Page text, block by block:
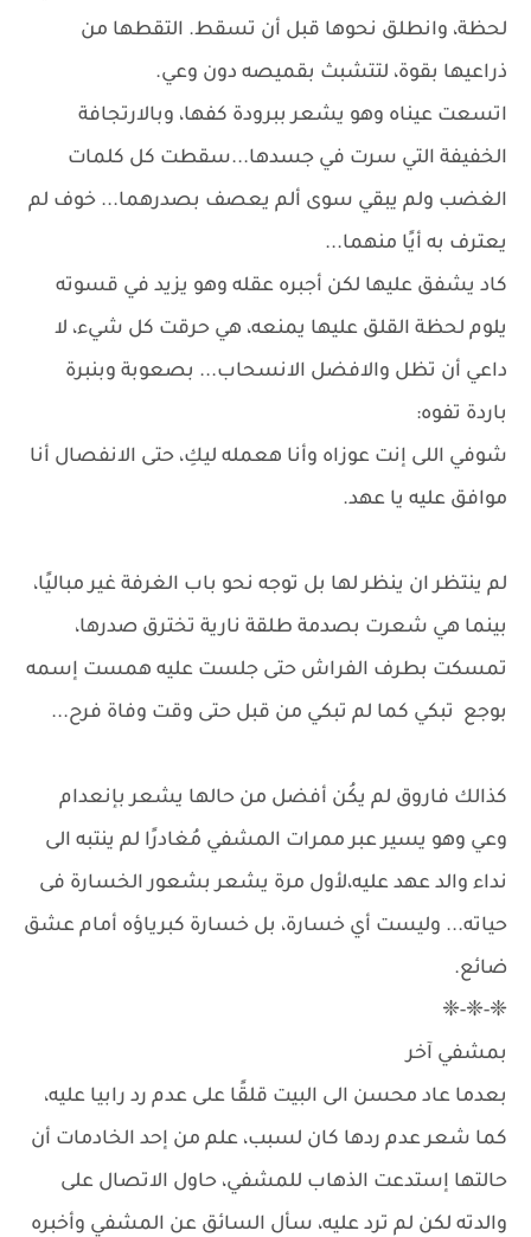
لحظة، وانطلق نحوها قبل أن تسقط. التقطها من
ذراعيها بقوة، لتتشبث بقميصه دون وعي.
اتسعت عيناه وهو يشعر ببرودة كفها، وبالارتجافة
الخفيفة التي سرت في جسدها...سقطت كل كلمات
الغضب ولم يبقي سوى ألم يعصف بصدرهما... خوف لم
يعترف به أيًا منهما...
كاد يشفق عليها لكن أجبره عقله وهو يزيد في قسوته
يلوم لحظة القلق عليها يمنعه، هي حرقت كل شيء، لا
داعي أن تظل والافضل الانسحاب... بصعوبة وبنبرة
باردة تفوه:
شوفي اللى إنت عوزاه وأنا هعمله ليكِ، حتى الانفصال أنا
موافق عليه يا عهد.
لم ينتظر ان ينظر لها بل توجه نحو باب الغرفة غير مباليًا،
بينما هي شعرت بصدمة طلقة نارية تخترق صدرها،
تمسكت بطرف الفراش حتى جلست عليه همست إسمه
بوجع تبكي كما لم تبكي من قبل حتى وقت وفاة فرح...
كذالك فاروق لم يكُن أفضل من حالها يشعر بإنعدام
وعي وهو يسير عبر ممرات المشفي مُغادرًا لم ينتبه الى
نداء والد عهد عليه،لأول مرة يشعر بشعور الخسارة فى
حياته... وليست أي خسارة، بل خسارة كبرياؤه أمام عشق
ضائع.
❈-❈-❈
بمشفي آخر
بعدما عاد محسن الى البيت قلقًا على عدم رد رابيا عليه،
كما شعر عدم ردها كان لسبب، علم من إحد الخادمات أن
حالتها إستدعت الذهاب للمشفي، حاول الاتصال على
والدته لكن لم ترد عليه، سأل السائق عن المشفي وأخبره